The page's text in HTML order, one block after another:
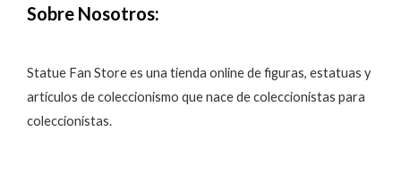
Sobre Nosotros:
Statue Fan Store es una tienda online de figuras, estatuas y
artículos de coleccionismo que nace de coleccionistas para
coleccionistas.